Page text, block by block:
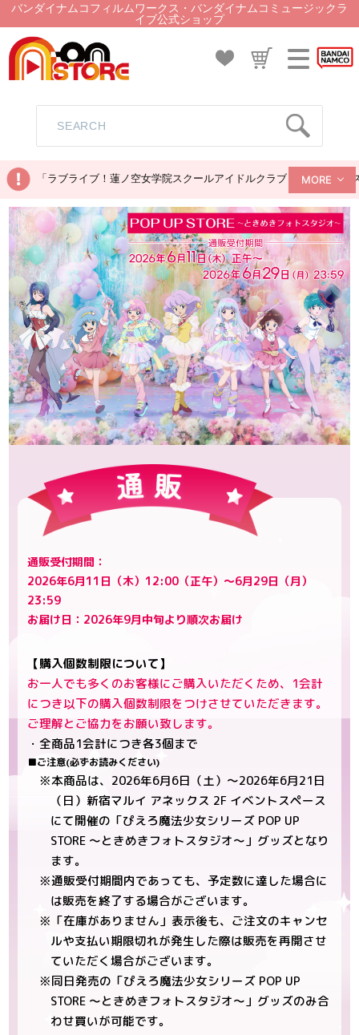
バンダイナムコフィルムワークス・バンダイナムコミュージックラ
イブ公式ショップ
「ラブライブ！蓮ノ空女学院スクールアイドルクラブ ぬいぐるみ
MORE
通販受付期間：
2026年6月11日（木）12:00（正午）～6月29日（月）
23:59
お届け日：2026年9月中旬より順次お届け
【購入個数制限について】
お一人でも多くのお客様にご購入いただくため、1会計
につき以下の購入個数制限をつけさせていただきます。
ご理解とご協力をお願い致します。
・全商品1会計につき各3個まで
■ご注意(必ずお読みください)
※本商品は、2026年6月6日（土）～2026年6月21日
（日）新宿マルイ アネックス 2F イベントスペース
にて開催の「ぴえろ魔法少女シリーズ POP UP
STORE ～ときめきフォトスタジオ～」グッズとなり
ます。
※通販受付期間内であっても、予定数に達した場合に
は販売を終了する場合がございます。
※「在庫がありません」表示後も、ご注文のキャンセ
ルや支払い期限切れが発生した際は販売を再開させ
ていただく場合がございます。
※同日発売の「ぴえろ魔法少女シリーズ POP UP
STORE ～ときめきフォトスタジオ～」グッズのみ合
わせ買いが可能です。